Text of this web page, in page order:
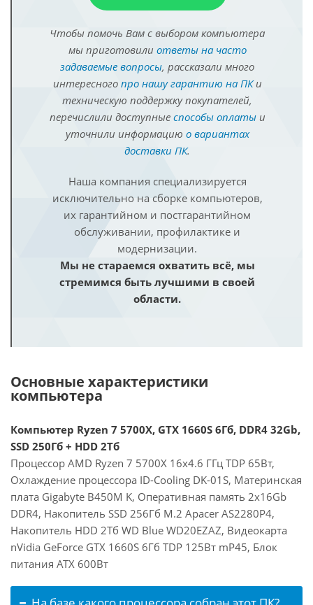
Чтобы помочь Вам с выбором компьютера
мы приготовили ответы на часто
задаваемые вопросы, рассказали много
интересного про нашу гарантию на ПКи
техническую поддержку покупателей,
перечислили доступные способы оплатыи
уточнили информацию о вариантах
доставки ПК.
Наша компания специализируется
исключительно на сборке компьютеров,
их гарантийном и постгарантийном
обслуживании, профилактике и
модернизации.
Мы не стараемся охватить всё, мы
стремимся быть лучшими в своей
области.
Основные характеристики
компьютера
Компьютер Ryzen 7 5700X, GTX 1660S 6Гб, DDR4 32Gb,
SSD 250Гб + HDD 2Тб
Процессор AMD Ryzen 7 5700X 16x4.6 ГГц TDP 65Вт,
Охлаждение процессора ID-Cooling DK-01S, Материнская
плата Gigabyte B450M K, Оперативная память 2x16Gb
DDR4, Накопитель SSD 256Гб M.2 Apacer AS2280P4,
Накопитель HDD 2Тб WD Blue WD20EZAZ, Видеокарта
nVidia GeForce GTX 1660S 6Гб TDP 125Вт mP45, Блок
питания ATX 600Вт